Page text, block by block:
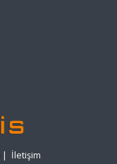
| İletişim